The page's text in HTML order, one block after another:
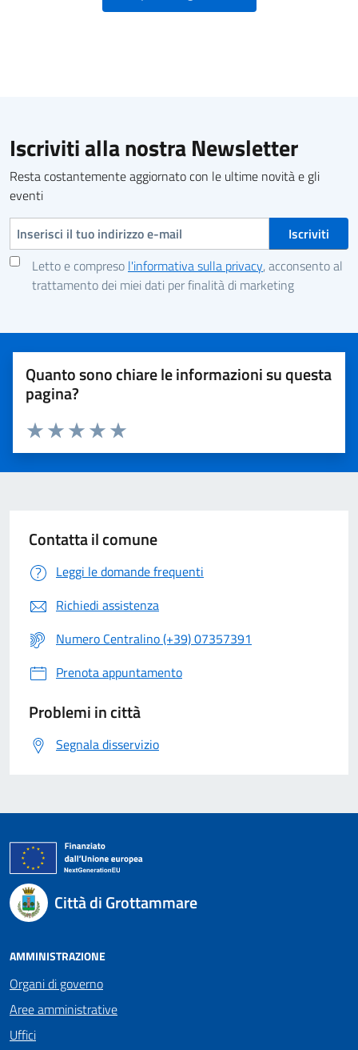
Iscriviti alla nostra Newsletter
Resta costantemente aggiornato con le ultime novità e gli
eventi
Indirizzo e-mail
Letto e compreso l'informativa sulla privacy, acconsento al
trattamento dei miei dati per finalità di marketing
Quanto sono chiare le informazioni su questa
pagina?
Valuta 5 stelle su 5
Valuta 4 stelle su 5
Valuta 3 stelle su 5
Valuta 2 stelle su 5
Valuta 1 stelle su 5
Contatta il comune
Leggi le domande frequenti
Richiedi assistenza
Numero Centralino (+39) 07357391
Prenota appuntamento
Problemi in città
Segnala disservizio
Città di Grottammare
AMMINISTRAZIONE
Organi di governo
Aree amministrative
Uffici